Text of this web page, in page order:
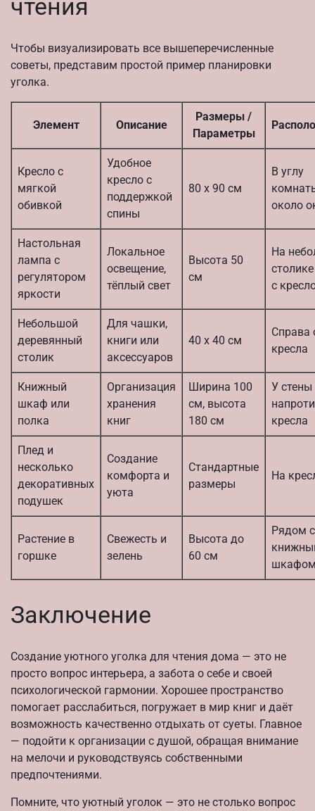
чтения
Чтобы визуализировать все вышеперечисленные
советы, представим простой пример планировки
уголка.
Элемент Описание
Размеры /
Параметры
Кресло с
мягкой
обивкой
Удобное
кресло с
поддержкой
спины
80 х 90 см
В углу
около
Настольная
лампа с
регулятором
яркости
Локальное
освещение,
тёплый свет
Высота 50
см
На
с
Небольшой
деревянный
столик
Для чашки,
книги или
аксессуаров
40 х 40 см
Справа
кресла
Книжный
шкаф или
полка
Организация
хранения
книг
Ширина 100
см, высота
180 см
У стены
кресла
Плед и
несколько
декоративных
подушек
Создание
комфорта и
уюта
Стандартные
размеры
На
Растение в
горшке
Свежесть и
зелень
Высота до
60 см
Рядом с
Заключение
Создание уютного уголка для чтения дома — это не
просто вопрос интерьера, а забота о себе и своей
психологической гармонии. Хорошее пространство
помогает расслабиться, погружает в мир книг и даёт
возможность качественно отдыхать от суеты. Главное
— подойти к организации с душой, обращая внимание
на мелочи и руководствуясь собственными
предпочтениями.
Помните, что уютный уголок — это не столько вопрос